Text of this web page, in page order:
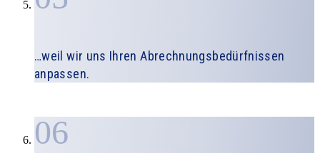
…weil wir uns Ihren Abrechnungsbedürfnissen
anpassen.
06